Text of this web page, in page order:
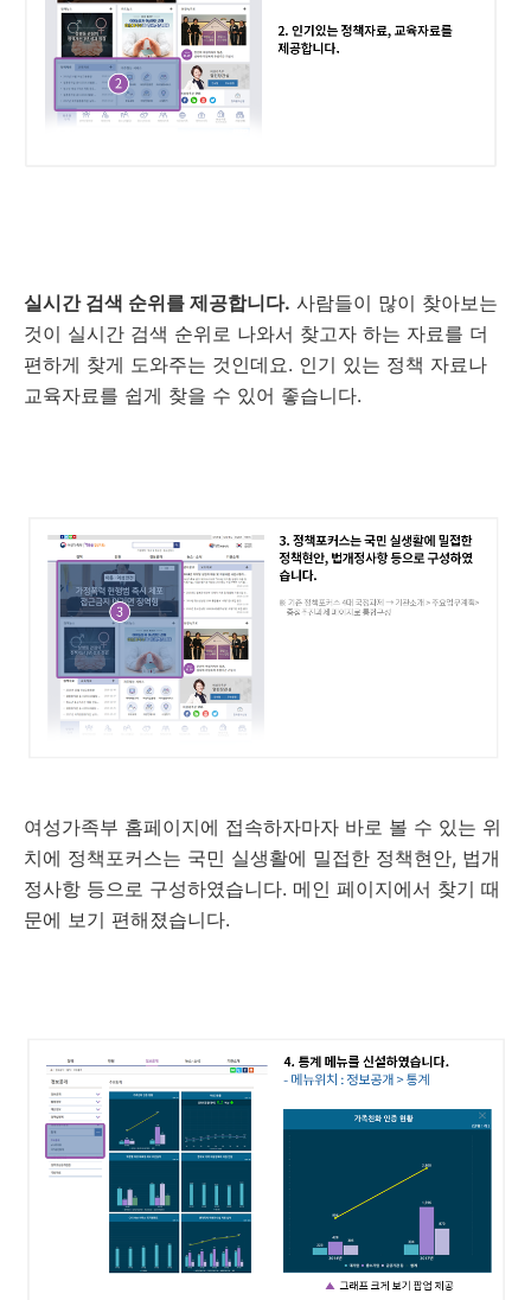
실시간 검색 순위를 제공합니다. 사람들이 많이 찾아보는
것이 실시간 검색 순위로 나와서 찾고자 하는 자료를 더
편하게 찾게 도와주는 것인데요. 인기 있는 정책 자료나
교육자료를 쉽게 찾을 수 있어 좋습니다.
여성가족부 홈페이지에 접속하자마자 바로 볼 수 있는 위
치에 정책포커스는 국민 실생활에 밀접한 정책현안, 법개
정사항 등으로 구성하였습니다. 메인 페이지에서 찾기 때
문에 보기 편해졌습니다.